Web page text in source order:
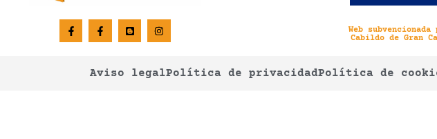
Web
Cabildo de Gran
Aviso legalPolítica de privacidadPolítica de